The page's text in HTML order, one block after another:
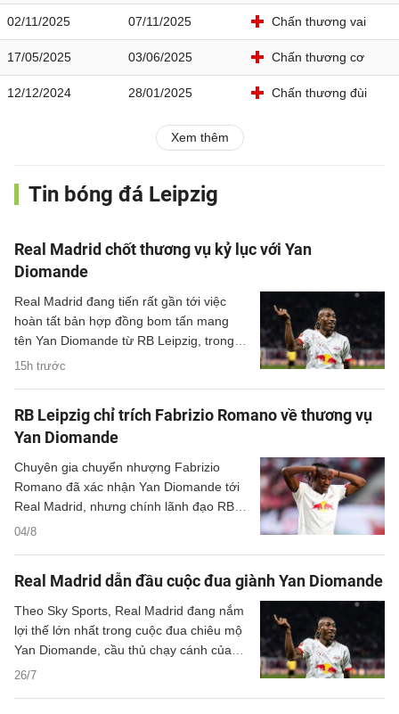
02/11/2025 07/11/2025 Chấn thương vai
17/05/2025 03/06/2025 Chấn thương cơ
12/12/2024 28/01/2025 Chấn thương đùi
Xem thêm
Tin bóng đá Leipzig
Real Madrid chốt thương vụ kỷ lục với Yan
Diomande
15h trước
Real Madrid đang tiến rất gần tới việc
hoàn tất bản hợp đồng bom tấn mang
tên Yan Diomande từ RB Leipzig, trong
một thương vụ hứa hẹn sẽ đi vào lịch sử
RB Leipzig chỉ trích Fabrizio Romano về thương vụ
Yan Diomande
04/8
Chuyên gia chuyển nhượng Fabrizio
Romano đã xác nhận Yan Diomande tới
Real Madrid, nhưng chính lãnh đạo RB
Leipzig đã lên tiếng phủ nhận.
Real Madrid dẫn đầu cuộc đua giành Yan Diomande
26/7
Theo Sky Sports, Real Madrid đang nắm
lợi thế lớn nhất trong cuộc đua chiêu mộ
Yan Diomande, cầu thủ chạy cánh của
RB Leipzig.